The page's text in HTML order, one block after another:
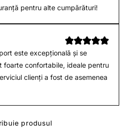
pentru alte cumpărături!
este excepțională și se
foarte confortabile, ideale pentru
clienți a fost de asemenea
produsul